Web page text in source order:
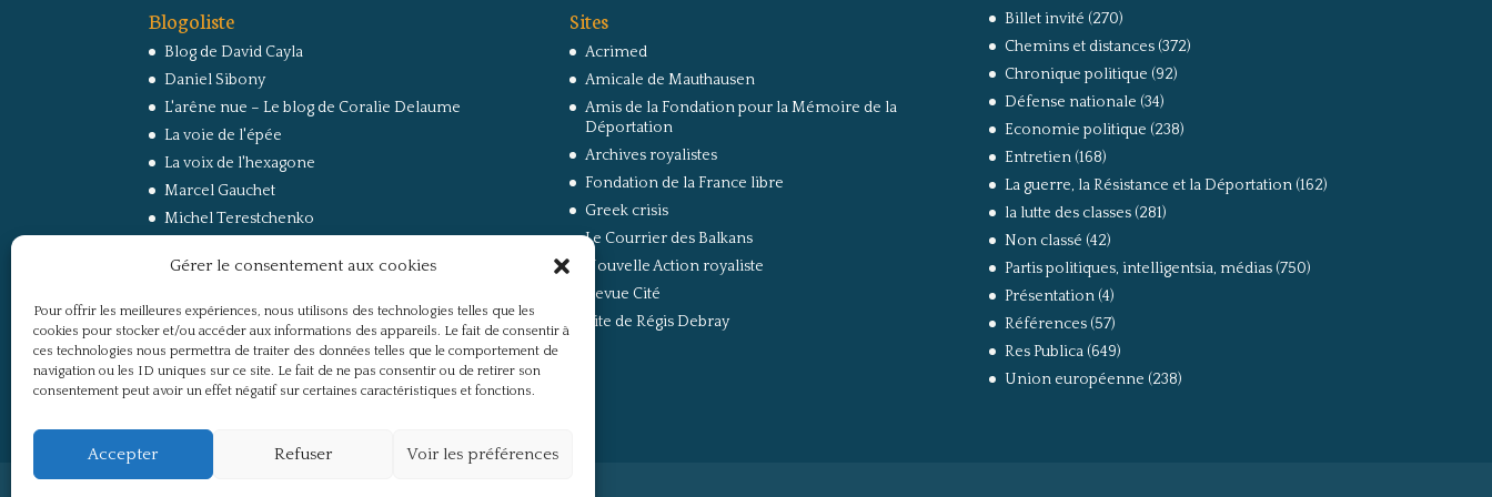
Gérer le consentement aux cookies
Pour offrir les meilleures expériences, nous utilisons des technologies telles que les
cookies pour stocker et/ou accéder aux informations des appareils. Le fait de consentir à
ces technologies nous permettra de traiter des données telles que le comportement de
navigation ou les ID uniques sur ce site. Le fait de ne pas consentir ou de retirer son
consentement peut avoir un effet négatif sur certaines caractéristiques et fonctions.
Accepter Refuser Voir les préférences
Blogoliste
Blog de David Cayla
Daniel Sibony
L'arêne nue – Le blog de Coralie Delaume
La voie de l'épée
La voix de l'hexagone
Marcel Gauchet
Michel Terestchenko
RussEurope – Le Carnet de Jacques Sapir sur la
Secret Défense
Un regard sur la Russie
Sites
Acrimed
Amicale de Mauthausen
Amis de la Fondation pour la Mémoire de la
Déportation
Archives royalistes
Fondation de la France libre
Greek crisis
Le Courrier des Balkans
Nouvelle Action royaliste
Revue Cité
Site de Régis Debray
Billet invité (270)
Chemins et distances(372)
Chronique politique (92)
Défense nationale (34)
Economie politique (238)
Entretien(168)
La guerre, la Résistance et la Déportation(162)
la lutte des classes(281)
Non classé (42)
Partis politiques, intelligentsia, médias(750)
Présentation(4)
Références(57)
Res Publica(649)
Union européenne (238)